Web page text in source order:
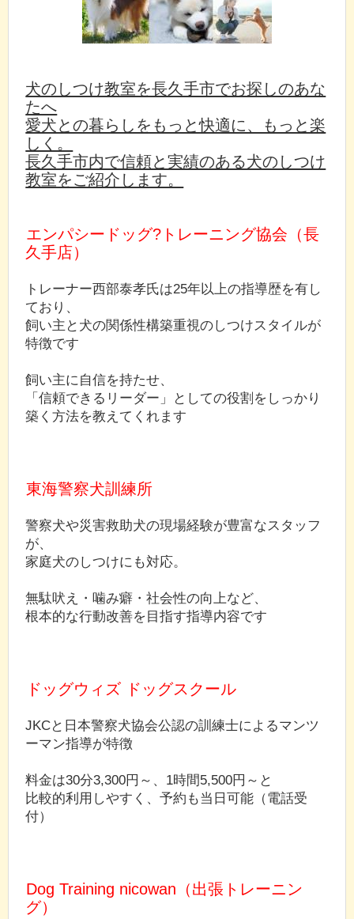
犬のしつけ教室を長久手市でお探しのあな
たへ
愛犬との暮らしをもっと快適に、もっと楽
しく。
長久手市内で信頼と実績のある犬のしつけ
教室をご紹介します。
エンパシードッグ?トレーニング協会（長
久手店）
トレーナー西部泰孝氏は25年以上の指導歴を有し
ており、
飼い主と犬の関係性構築重視のしつけスタイルが
特徴です
飼い主に自信を持たせ、
「信頼できるリーダー」としての役割をしっかり
築く方法を教えてくれます
東海警察犬訓練所
警察犬や災害救助犬の現場経験が豊富なスタッフ
が、
家庭犬のしつけにも対応。
無駄吠え・噛み癖・社会性の向上など、
根本的な行動改善を目指す指導内容です
ドッグウィズ ドッグスクール
JKCと日本警察犬協会公認の訓練士によるマンツ
ーマン指導が特徴
料金は30分3,300円～、1時間5,500円～と
比較的利用しやすく、予約も当日可能（電話受
付）
Dog Training nicowan（出張トレーニン
グ）